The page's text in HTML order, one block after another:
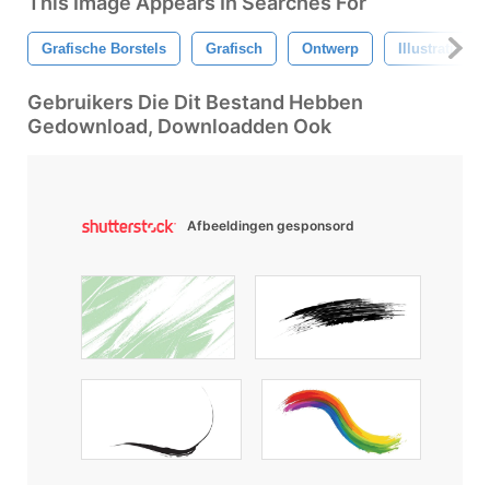
Grafische Borstels Grafisch Ontwerp Illustratie
Gebruikers Die Dit Bestand Hebben
Gedownload, Downloadden Ook
Afbeeldingen gesponsord